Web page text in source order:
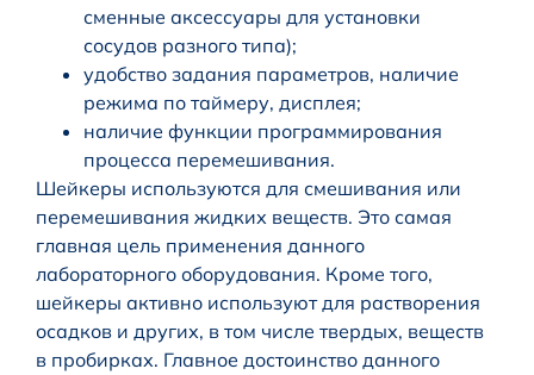
сменные аксессуары для установки
сосудов разного типа);
удобство задания параметров, наличие
режима по таймеру, дисплея;
наличие функции программирования
процесса перемешивания.
Шейкеры используются для смешивания или
перемешивания жидких веществ. Это самая
главная цель применения данного
лабораторного оборудования. Кроме того,
шейкеры активно используют для растворения
осадков и других, в том числе твердых, веществ
в пробирках. Главное достоинство данного